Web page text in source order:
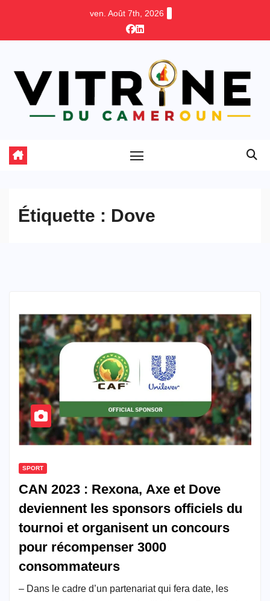
ven. Août 7th, 2026
Étiquette : Dove
SPORT
CAN 2023 : Rexona, Axe et Dove
deviennent les sponsors officiels du
tournoi et organisent un concours
pour récompenser 3000
consommateurs
– Dans le cadre d’un partenariat qui fera date, les